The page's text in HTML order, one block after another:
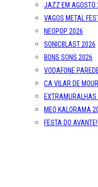
JAZZ EM AGOSTO
VAGOS METAL
NEOPOP 2026
SONICBLAST 2026
BONS SONS 2026
VODAFONE
CA VILAR DE
MEO KALORAMA
FESTA DO